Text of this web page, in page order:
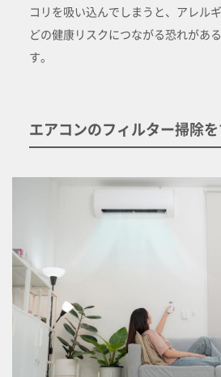
コリを吸い込んでしまうと、アレル
どの健康リスクにつながる恐れがあ
す。
エアコンのフィルター掃除